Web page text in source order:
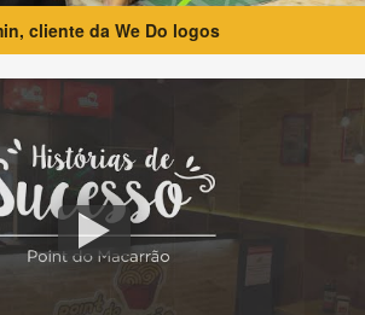
cliente da We Do logos